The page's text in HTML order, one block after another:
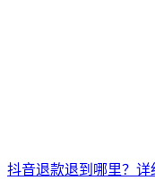
抖音退款退到哪里？详